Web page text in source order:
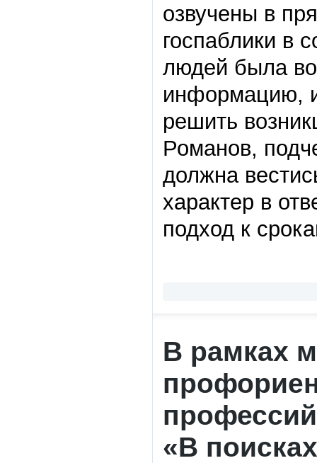
озвучены в
госпаблики в
людей была
информацию,
решить
Романов,
должна
характер в
подход к
В рамках
«В